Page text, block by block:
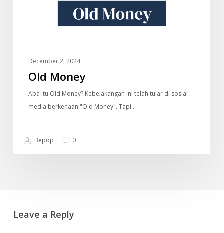
December 2, 2024
Old Money
Apa itu Old Money? Kebelakangan ini telah tular di sosial
media berkenaan "Old Money". Tapi…
Bepop 0
Leave a Reply